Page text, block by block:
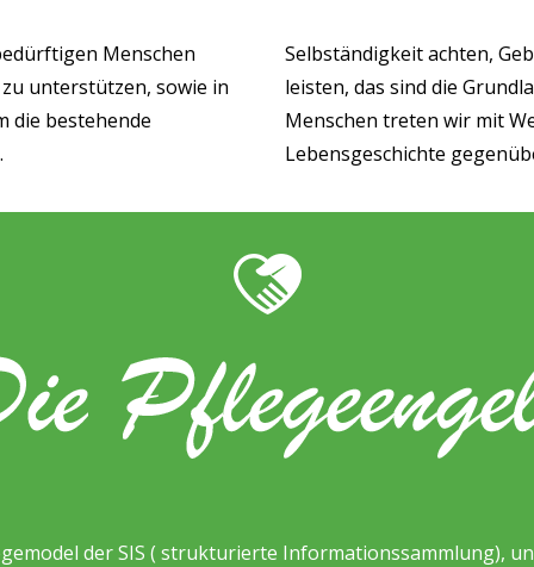
Menschen
unterstützen, sowie in
die bestehende
Selbständigkeit achten,
leisten, das sind die
Menschen treten wir mit
Lebensgeschichte
der SIS ( strukturierte Informationssammlung),